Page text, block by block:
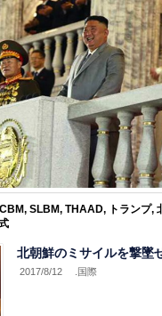
ICBM, SLBM, THAAD, トランプ,
北朝鮮のミサイルを撃墜
2017/8/12 .国際